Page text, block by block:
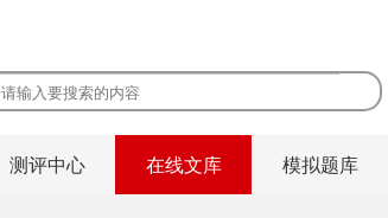
测评中心 在线文库 模拟题库